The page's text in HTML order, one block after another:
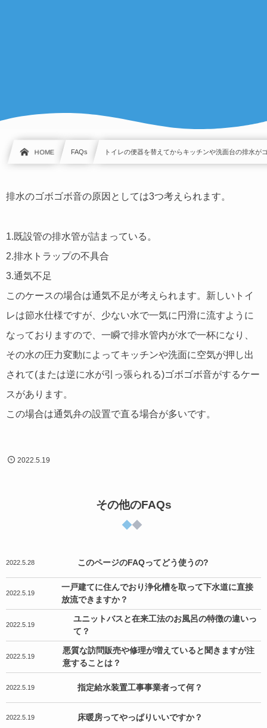
HOME FAQs トイレの便器を替えてからキッチンや洗面台の排水が
排水のゴボゴボ音の原因としては3つ考えられます。
1.既設管の排水管が詰まっている。
2.排水トラップの不具合
3.通気不足
このケースの場合は通気不足が考えられます。新しいトイ
レは節水仕様ですが、少ない水で一気に円滑に流すように
なっておりますので、一瞬で排水管内が水で一杯になり、
その水の圧力変動によってキッチンや洗面に空気が押し出
されて(または逆に水が引っ張られる)ゴボゴボ音がするケー
スがあります。
この場合は通気弁の設置で直る場合が多いです。
2022.5.19
その他のFAQs
2022.5.28 このページのFAQってどう使うの?
2022.5.19
一戸建てに住んでおり浄化槽を取って下水道に直接
放流できますか？
2022.5.19
ユニットバスと在来工法のお風呂の特徴の違いっ
て？
2022.5.19
悪質な訪問販売や修理が増えていると聞きますが注
意することは？
2022.5.19 指定給水装置工事事業者って何？
2022.5.19 床暖房ってやっぱりいいですか？